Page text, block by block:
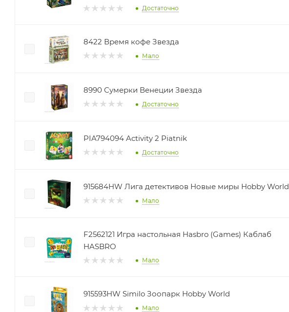
Достаточно
8422 Время кофе Звезда
Мало
8990 Сумерки Венеции Звезда
Достаточно
PIA794094 Activity 2 Piatnik
Достаточно
915684HW Лига детективов Новые миры Hobby World
Мало
F2562121 Игра настольная Hasbro (Games) Каблаб
HASBRO
Мало
915593HW Similo Зоопарк Hobby World
Мало